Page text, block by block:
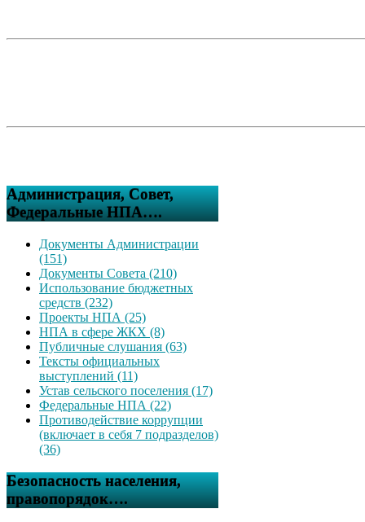
Администрация, Совет,
Федеральные НПА….
Документы Администрации
(151)
Документы Совета (210)
Использование бюджетных
средств (232)
Проекты НПА (25)
НПА в сфере ЖКХ (8)
Публичные слушания (63)
Тексты официальных
выступлений (11)
Устав сельского поселения (17)
Федеральные НПА (22)
Противодействие коррупции
(включает в себя 7 подразделов)
(36)
Безопасность населения,
правопорядок….